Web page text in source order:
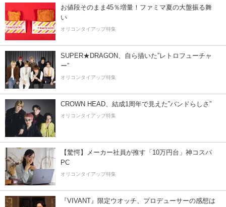
お値段そのまま45％増量！ファミマ夏の大盤振る舞
い
オリコンタイアップ特集
SUPER★DRAGON、自ら描いた”レトロフューチャ
ー”
オリコンタイアップ特集
CROWN HEAD、結成1周年で見えた”バンドらしさ”
オリコンタイアップ特集
【驚愕】メーカー社員が推す「10万円台」神コスパ
PC
オリコンタイアップ特集
『VIVANT』限定ウオッチ、プロデューサーの感想は